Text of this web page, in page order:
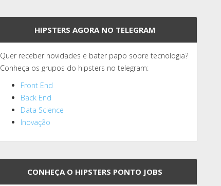
HIPSTERS AGORA NO TELEGRAM
Quer receber novidades e bater papo sobre tecnologia?
Conheça os grupos do hipsters no telegram:
Front End
Back End
Data Science
Inovação
CONHEÇA O HIPSTERS PONTO JOBS